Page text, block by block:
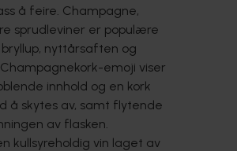
å feire. Champagne,
sprudleviner er populære
nyttårsaften og
emoji viser
innhold og en kork
å skytes av, samt flytende
av flasken.
kullsyreholdig vin laget av